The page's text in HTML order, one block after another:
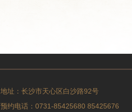
地址：长沙市天心区白沙路92号
预约电话：0731-85425680 85425676